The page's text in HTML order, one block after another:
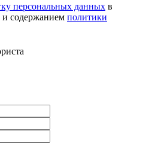
персональных данных в
и содержанием политики